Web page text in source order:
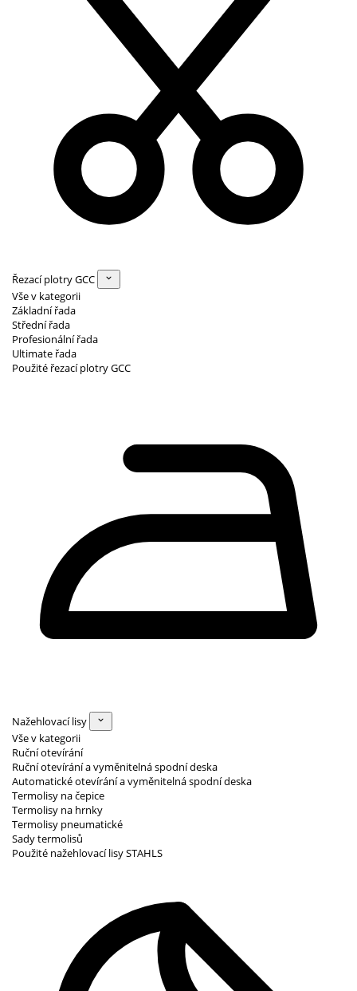
Řezací plotry GCC
Vše v kategorii
Základní řada
Střední řada
Profesionální řada
Ultimate řada
Použité řezací plotry GCC
Nažehlovací lisy
Vše v kategorii
Ruční otevírání
Ruční otevírání a vyměnitelná spodní deska
Automatické otevírání a vyměnitelná spodní deska
Termolisy na čepice
Termolisy na hrnky
Termolisy pneumatické
Sady termolisů
Použité nažehlovací lisy STAHLS